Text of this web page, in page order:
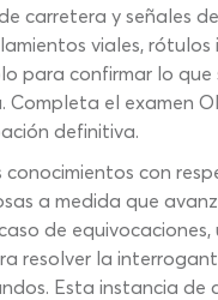
y señales
viales,
para confirmar lo
el examen
definitiva.
con
a medida que
de
resolver la
Esta instancia